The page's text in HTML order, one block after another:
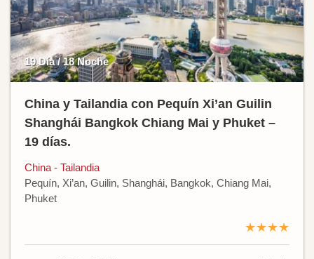
19 Día / 18 Noche
China y Tailandia con Pequín Xi’an Guilin
Shanghái Bangkok Chiang Mai y Phuket –
19 días.
China - Tailandia
Pequín, Xi’an, Guilin, Shanghái, Bangkok, Chiang Mai,
Phuket
★★★★